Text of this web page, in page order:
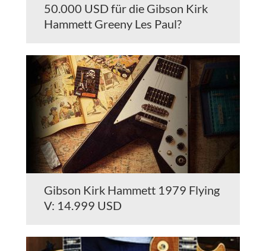
50.000 USD für die Gibson Kirk
Hammett Greeny Les Paul?
Gibson Kirk Hammett 1979 Flying
V: 14.999 USD